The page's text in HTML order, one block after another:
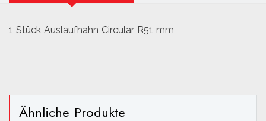
1 Stück Auslaufhahn Circular R51 mm
Ähnliche Produkte